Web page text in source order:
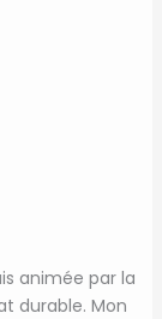
animée par la
durable. Mon